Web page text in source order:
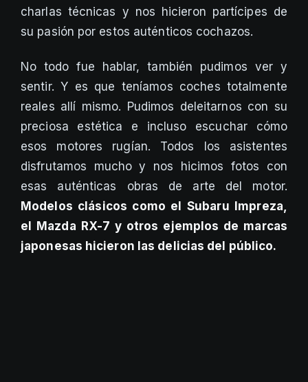
charlas técnicas y nos hicieron partícipes de
su pasión por estos auténticos cochazos.
No todo fue hablar, también pudimos ver y
sentir. Y es que teníamos coches totalmente
reales allí mismo. Pudimos deleitarnos con su
preciosa estética e incluso escuchar cómo
esos motores rugían. Todos los asistentes
disfrutamos mucho y nos hicimos fotos con
esas auténticas obras de arte del motor.
Modelos clásicos como el Subaru Impreza,
el Mazda RX-7 y otros ejemplos de marcas
japonesas hicieron las delicias del público.